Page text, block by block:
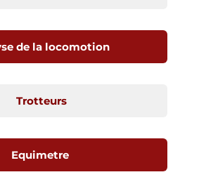
de la locomotion
Trotteurs
Equimetre